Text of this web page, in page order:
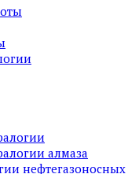
алмаза
нефтегазоносных